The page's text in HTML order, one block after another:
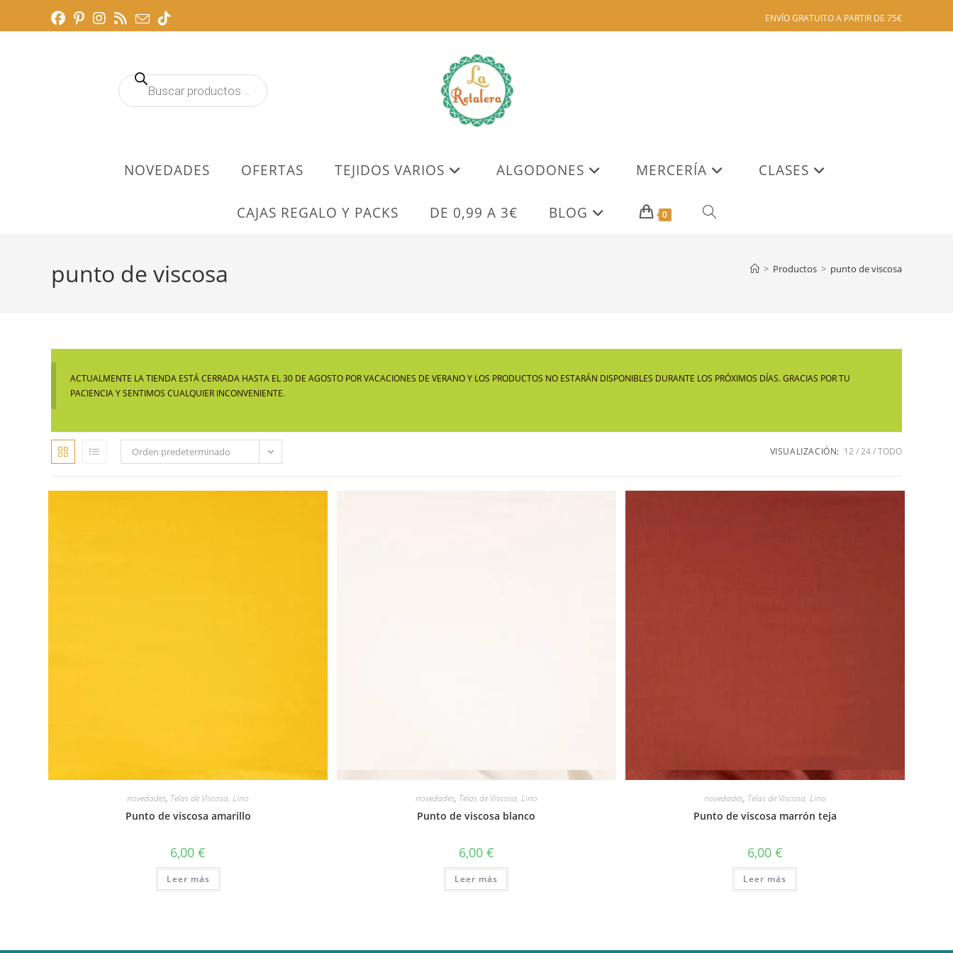
ENVÍO GRATUITO A PARTIR DE 75€
Búsqueda
de
NOVEDADES OFERTAS TEJIDOS VARIOS ALGODONES MERCERÍA CLASES
CAJAS REGALO Y PACKS DE 0,99 A 3€ BLOG 0 ALTERNAR
WEB
punto de viscosa > Productos > punto de viscosa
ACTUALMENTE LA TIENDA ESTÁ CERRADA HASTA EL 30 DE AGOSTO POR VACACIONES DE VERANO Y LOS PRODUCTOS NO ESTARÁN DISPONIBLES DURANTE LOS PRÓXIMOS DÍAS. GRACIAS POR TU
PACIENCIA Y SENTIMOS CUALQUIER INCONVENIENTE.
Orden predeterminado VISUALIZACIÓN: 12 24 TODO
novedades, Telas de Viscosa, Lino
Punto de viscosa amarillo
6,00€
Leer más
Vista rápida
novedades, Telas de Viscosa, Lino
Punto de viscosa blanco
6,00 €
Leer más
Vista rápida
novedades, Telas de Viscosa, Lino
Punto de viscosa marrón teja
6,00 €
Leer más